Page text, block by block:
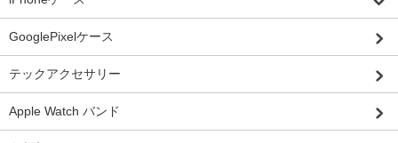
GooglePixelケース
テックアクセサリー
Apple Watch バンド